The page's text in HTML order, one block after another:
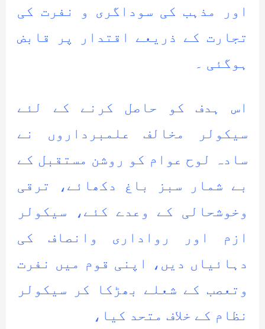
اور مذہب کی سوداگری و نفرت کی
تجارت کے ذریعے اقتدار پر قابض
ہوگئی ۔
اس ہدف کو حاصل کرنے کے لئے
سیکولر مخالف علمبرداروں نے
سادہ لوح عوام کو روشن مستقبل کے
بے شمار سبز باغ دکھائے، ترقی
وخوشحالی کے وعدے کئے، سیکولر
ازم اور رواداری وانصاف کی
دہائیاں دیں، اپنی قوم میں نفرت
وتعصب کے شعلے بھڑکا کر سیکولر
نظام کے خلاف متحد کیا،